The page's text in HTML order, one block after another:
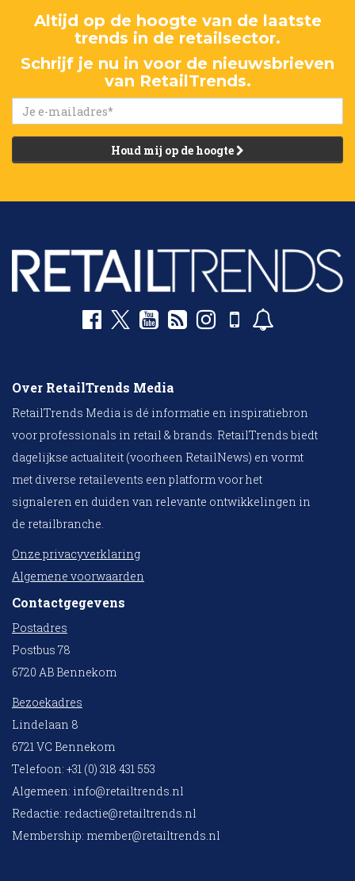
Altijd op de hoogte van de laatste
trends in de retailsector.
Schrijf je nu in voor de nieuwsbrieven
van RetailTrends.
Houd mij op de hoogte
Over RetailTrends Media
RetailTrends Media is dé informatie en inspiratiebron
voor professionals in retail & brands. RetailTrends biedt
dagelijkse actualiteit (voorheen RetailNews) en vormt
met diverse retailevents een platform voor het
signaleren en duiden van relevante ontwikkelingen in
de retailbranche.
Onze privacyverklaring
Algemene voorwaarden
Contactgegevens
Postadres
Postbus 78
6720 AB Bennekom
Bezoekadres
Lindelaan 8
6721 VC Bennekom
Telefoon: +31 (0) 318 431 553
Algemeen: info@retailtrends.nl
Redactie: redactie@retailtrends.nl
Membership: member@retailtrends.nl